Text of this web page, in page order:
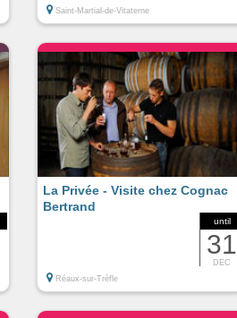
Saint-Martial-de-Vitaterne
until
31
DEC
La Privée - Visite chez Cognac
Bertrand
Réaux-sur-Trèfle